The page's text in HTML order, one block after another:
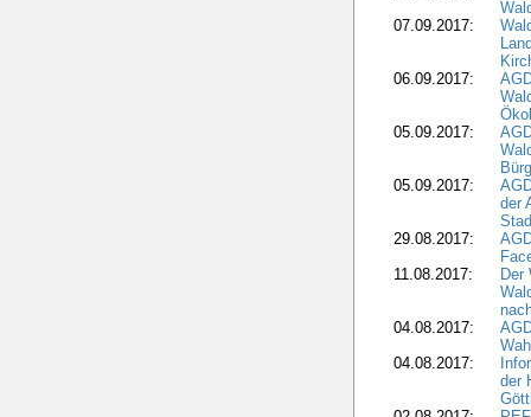
07.09.2017:
06.09.2017:
05.09.2017:
05.09.2017:
der
29.08.2017:
11.08.2017:
Der
04.08.2017:
04.08.2017:
der